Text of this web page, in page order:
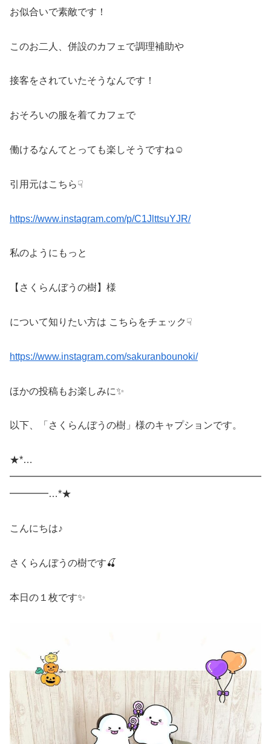
お似合いで素敵です！
このお二人、併設のカフェで調理補助や
接客をされていたそうなんです！
おそろいの服を着てカフェで
働けるなんてとっても楽しそうですね☺
引用元はこちら☟
https://www.instagram.com/p/C1JlttsuYJR/
私のようにもっと
【さくらんぼうの樹】様
について知りたい方は こちらをチェック☟
https://www.instagram.com/sakuranbounoki/
ほかの投稿もお楽しみに✨
以下、「さくらんぼうの樹」様のキャプションです。
★*…
━━━━━━━━━━━━━━━━━━━━━━━━━━
━━━━…*★
こんにちは♪
さくらんぼうの樹です🍒
本日の１枚です✨